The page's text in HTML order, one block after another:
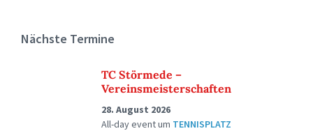
Nächste Termine
TC Störmede –
Vereinsmeisterschaften
28. August 2026
All-day eventum TENNISPLATZ